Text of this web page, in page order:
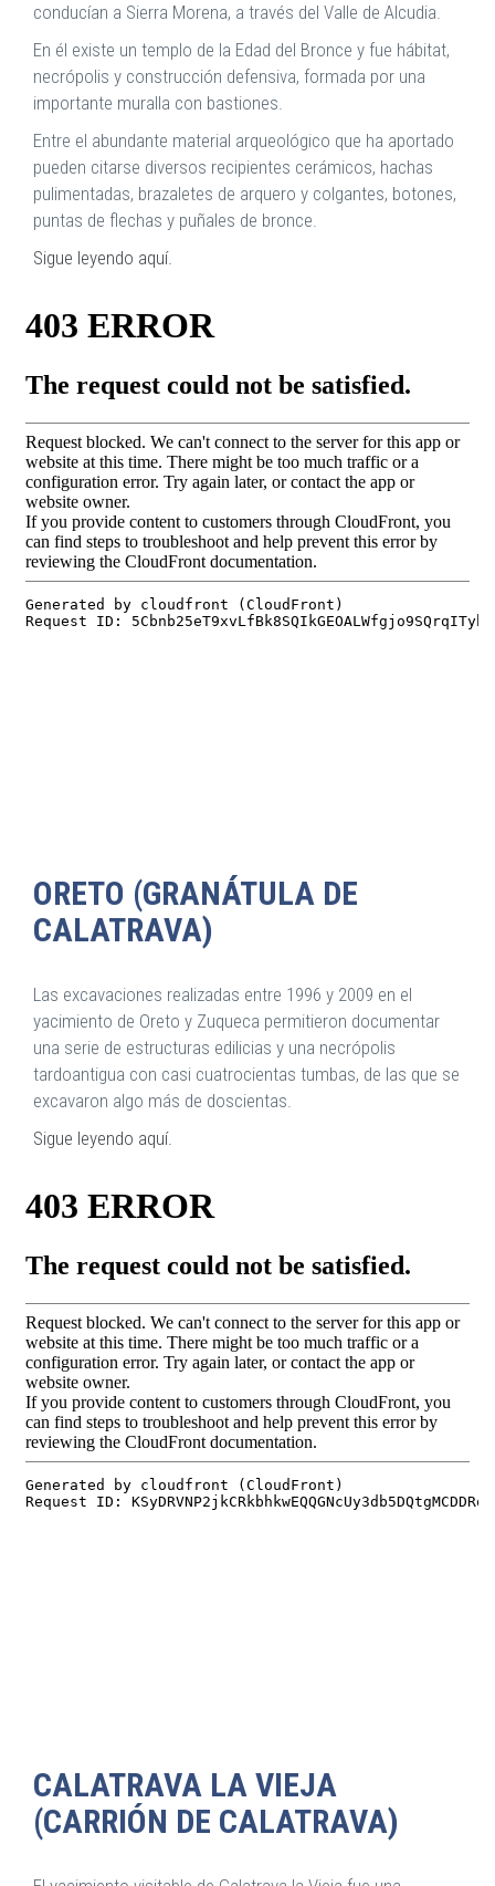
conducían a Sierra Morena, a través del Valle de Alcudia.
En él existe un templo de la Edad del Bronce y fue hábitat,
necrópolis y construcción defensiva, formada por una
importante muralla con bastiones.
Entre el abundante material arqueológico que ha aportado
pueden citarse diversos recipientes cerámicos, hachas
pulimentadas, brazaletes de arquero y colgantes, botones,
puntas de flechas y puñales de bronce.
Sigue leyendo aquí.
ORETO (GRANÁTULA DE
CALATRAVA)
Las excavaciones realizadas entre 1996 y 2009 en el
yacimiento de Oreto y Zuqueca permitieron documentar
una serie de estructuras edilicias y una necrópolis
tardoantigua con casi cuatrocientas tumbas, de las que se
excavaron algo más de doscientas.
Sigue leyendo aquí.
CALATRAVA LA VIEJA
(CARRIÓN DE CALATRAVA)